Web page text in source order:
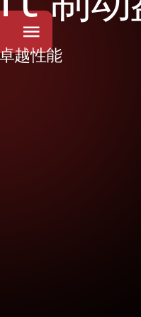
越性能